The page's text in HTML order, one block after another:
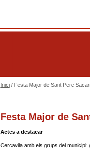
Inici/ Festa Major de Sant Pere
Festa Major de
Actes a destacar
Cercavila amb els grups del municipi: